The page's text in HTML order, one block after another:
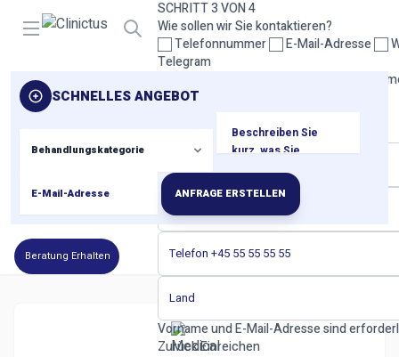
Open menu
SCHRITT 3 VON 4
Wie sollen wir Sie kontaktieren?
Telefonnummer
E-Mail-Adresse
Telegram
Bitte wählen Sie mindestens eine
Zurück
Ihre Kontaktdaten
Vorname und E-Mail-Adresse sind
ZurückEinreichen
SCHNELLES ANGEBOT
ANFRAGE ERSTELLEN
Beratung Erhalten